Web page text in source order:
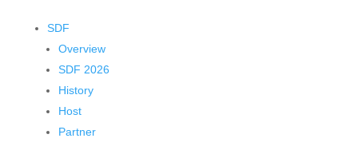
SDF
Overview
SDF 2026
History
Host
Partner